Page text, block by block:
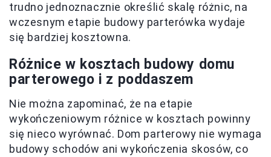
trudno jednoznacznie określić skalę różnic, na
wczesnym etapie budowy parterówka wydaje
się bardziej kosztowna.
Różnice w kosztach budowy domu
parterowego i z poddaszem
Nie można zapominać, że na etapie
wykończeniowym różnice w kosztach powinny
się nieco wyrównać. Dom parterowy nie wymaga
budowy schodów ani wykończenia skosów, co